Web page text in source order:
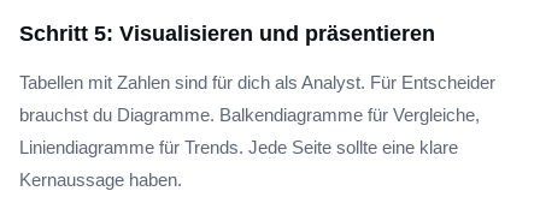
Schritt 5: Visualisieren und präsentieren
Tabellen mit Zahlen sind für dich als Analyst. Für Entscheider
brauchst du Diagramme. Balkendiagramme für Vergleiche,
Liniendiagramme für Trends. Jede Seite sollte eine klare
Kernaussage haben.